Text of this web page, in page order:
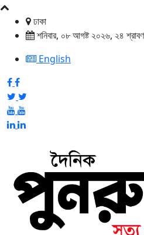
ঢাকা
শনিবার, ০৮ আগষ্ট ২০২৬, ২৪
English